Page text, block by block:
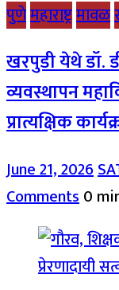
पुणेमहाराष्ट्रमावळ
खरपुडी येथे डॉ.
व्यवस्थापन
प्रात्यक्षिक
June 21, 2026
Comments0